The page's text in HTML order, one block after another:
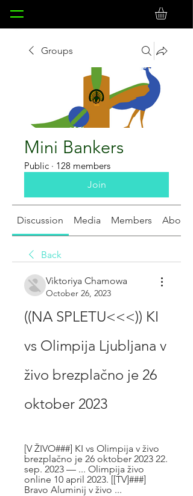
Groups
Mini Bankers
Public · 128 members
Join
Discussion Media Members About
Back
Viktoriya Chamowa
October 26, 2023
((NA SPLETU<<<)) KI
vs Olimpija Ljubljana v
živo brezplačno je 26
oktober 2023
[V ŽIVO###] KI vs Olimpija v živo
brezplačno je 26 oktober 2023 22.
sep. 2023 — ... Olimpija živo
online 10 april 2023. [[TV]###]
Bravo Aluminij v živo ...